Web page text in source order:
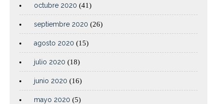
octubre 2020 (41)
septiembre 2020 (26)
agosto 2020 (15)
julio 2020 (18)
junio 2020 (16)
mayo 2020 (5)